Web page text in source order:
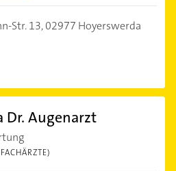
Str. 13,02977 Hoyerswerda
Augenarzt